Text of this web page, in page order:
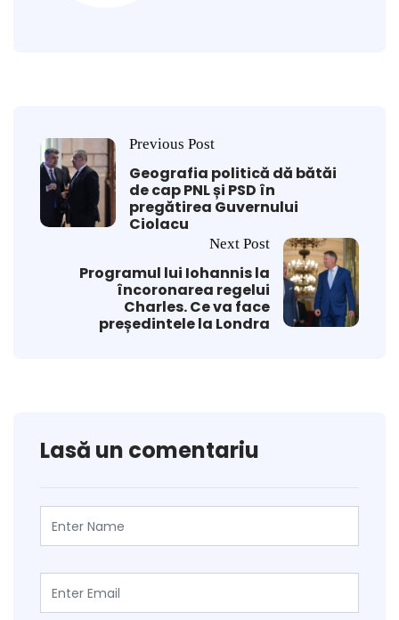
Previous Post
Geografia politică dă bătăi
de cap PNL și PSD în
pregătirea Guvernului
Ciolacu
Next Post
Programul lui Iohannis la
încoronarea regelui
Charles. Ce va face
președintele la Londra
Lasă un comentariu